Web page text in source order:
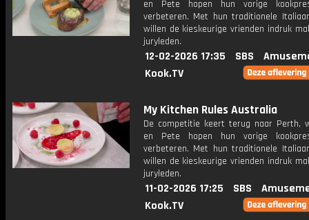
en Pete hopen hun vorige
verbeteren. Met hun traditionele
willen de kieskeurige vrienden indruk
juryleden.
12-02-2026 17:35 SBS
Kook.TV
My Kitchen Rules Australia
De competitie keert terug naar Perth,
en Pete hopen hun vorige
verbeteren. Met hun traditionele
willen de kieskeurige vrienden indruk
juryleden.
11-02-2026 17:25 SBS
Kook.TV